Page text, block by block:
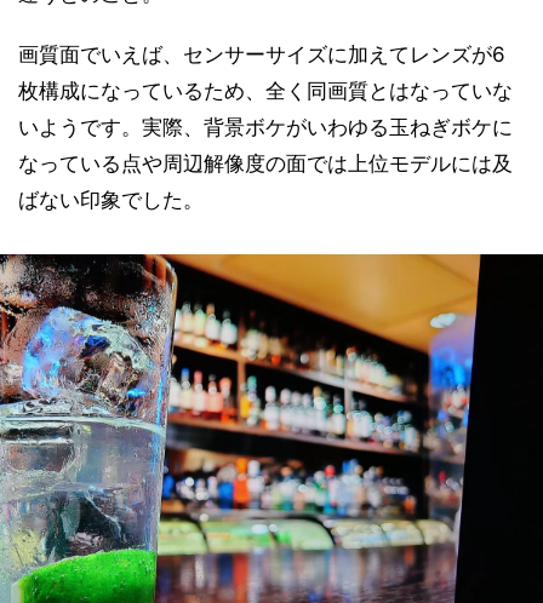
画質面でいえば、センサーサイズに加えてレンズが6
枚構成になっているため、全く同画質とはなっていな
いようです。実際、背景ボケがいわゆる玉ねぎボケに
なっている点や周辺解像度の面では上位モデルには及
ばない印象でした。